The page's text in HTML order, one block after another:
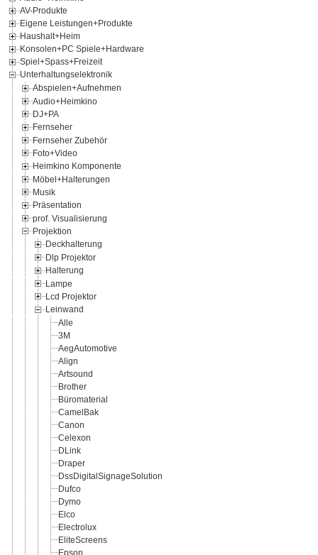
AV-Produkte
Eigene Leistungen+Produkte
Haushalt+Heim
Konsolen+PC Spiele+Hardware
Spiel+Spass+Freizeit
Unterhaltungselektronik
Abspielen+Aufnehmen
Audio+Heimkino
DJ+PA
Fernseher
Fernseher Zubehör
Foto+Video
Heimkino Komponente
Möbel+Halterungen
Musik
Präsentation
prof. Visualisierung
Projektion
Deckhalterung
Dlp Projektor
Halterung
Lampe
Lcd Projektor
Leinwand
Alle
3M
AegAutomotive
Align
Artsound
Brother
Büromaterial
CamelBak
Canon
Celexon
DLink
Draper
DssDigitalSignageSolution
Dufco
Dymo
Elco
Electrolux
EliteScreens
Epson